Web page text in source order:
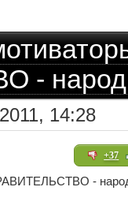
-
14:28
+37
-